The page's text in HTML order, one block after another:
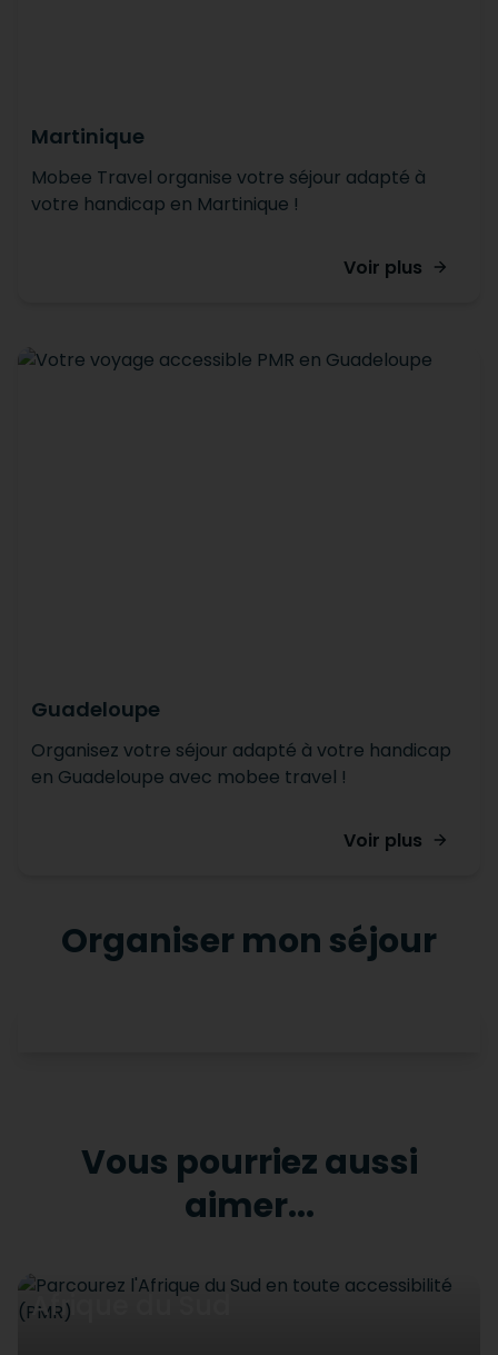
Martinique
Mobee Travel organise votre séjour adapté à
votre handicap en Martinique !
Voir plus
Guadeloupe
Organisez votre séjour adapté à votre handicap
en Guadeloupe avec mobee travel !
Voir plus
Organiser mon séjour
Vous pourriez aussi
aimer...
Afrique du Sud